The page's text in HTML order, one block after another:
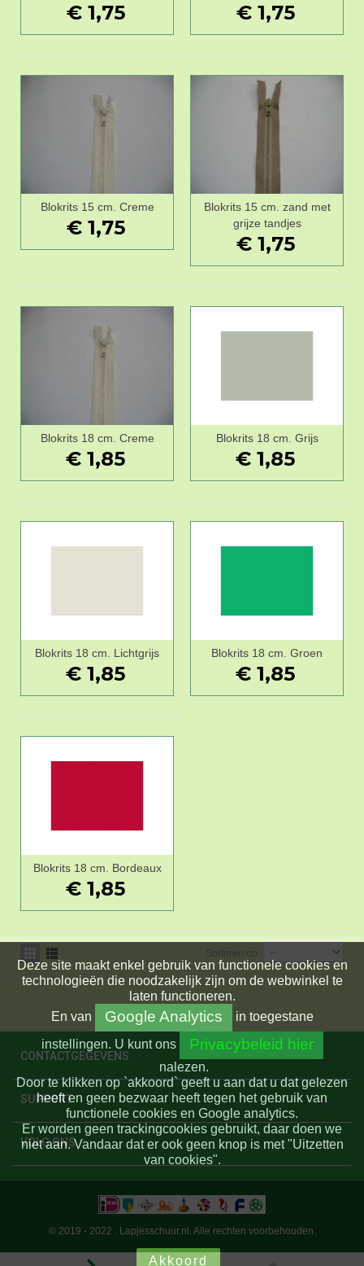
€ 1,75 € 1,75
Blokrits 15 cm. Creme
€ 1,75
Blokrits 15 cm. zand met
grijze tandjes
€ 1,75
Blokrits 18 cm. Creme
€ 1,85
Blokrits 18 cm. Grijs
€ 1,85
Blokrits 18 cm. Lichtgrijs
€ 1,85
Blokrits 18 cm. Groen
€ 1,85
Blokrits 18 cm. Bordeaux
€ 1,85
Sorteren op
CONTACTGEGEVENS
SUPPORT
VOLG ONS
Deze site maakt enkel gebruik van functionele cookies en
technologieën die noodzakelijk zijn om de webwinkel te
laten functioneren.
En van Google Analytics
in toegestane
instellingen. U kunt ons Privacybeleid hier
nalezen.
Door te klikken op `akkoord` geeft u aan dat u dat gelezen
heeft en geen bezwaar heeft tegen het gebruik van
functionele cookies en Google analytics.
Er worden geen trackingcookies gebruikt, daar doen we
niet aan. Vandaar dat er ook geen knop is met "Uitzetten
van cookies".
Akkoord
© 2019 - 2022 . Lapjesschuur.nl. Alle rechten voorbehouden.